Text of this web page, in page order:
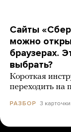
Сайты
можно
браузерах.
выбрать?
Короткая
переходить на
РАЗБОР 3 карточки